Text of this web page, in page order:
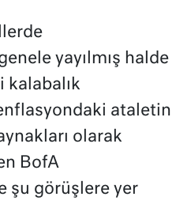
yayılmış halde
kalabalık
ataletin
olarak
BofA
şu görüşlere yer